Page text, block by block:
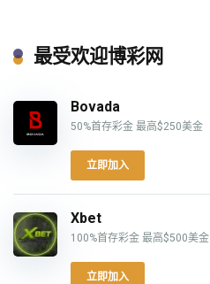
最受欢迎博彩网
Bovada
50%首存彩金 最高$250美金
立即加入
Xbet
100%首存彩金 最高$500美金
立即加入